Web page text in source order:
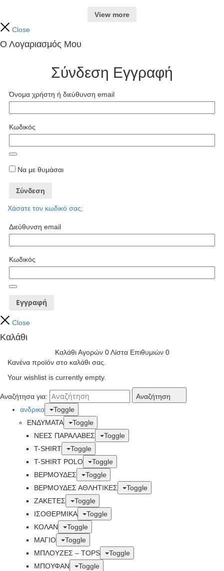
View more
Close
Ο Λογαριασμός Μου
Σύνδεση Εγγραφή
Όνομα χρήστη ή διεύθυνση email
Κωδικός
Να με θυμάσαι
Σύνδεση
Χάσατε τον κωδικό σας;
Διεύθυνση email
Κωδικός
Εγγραφή
Close
Καλάθι
Καλάθι Αγορών 0 Λίστα Επιθυμιών 0
Κανένα προϊόν στο καλάθι σας.
Your wishlist is currently empty.
Αναζήτησα για:
Αναζήτηση
ανδρικα
Toggle
ΕΝΔΥΜΑΤΑ
Toggle
ΝΕΕΣ ΠΑΡΑΛΑΒΕΣ
Toggle
T-SHIRT
Toggle
T-SHIRT POLO
Toggle
ΒΕΡΜΟΥΔΕΣ
Toggle
ΒΕΡΜΟΥΔΕΣ ΑΘΛΗΤΙΚΕΣ
Toggle
ΖΑΚΕΤΕΣ
Toggle
ΙΣΟΘΕΡΜΙΚΆ
Toggle
ΚΟΛΑΝ
Toggle
ΜΑΓΙΟ
Toggle
ΜΠΛΟΥΖΕΣ – TOPS
Toggle
ΜΠΟΥΦΑΝ
Toggle